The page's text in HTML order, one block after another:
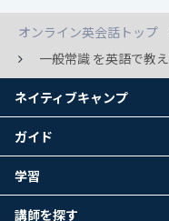
オンライン英会話トップ
一般常識 を英語で教
ネイティブキャンプ
ガイド
学習
講師を探す